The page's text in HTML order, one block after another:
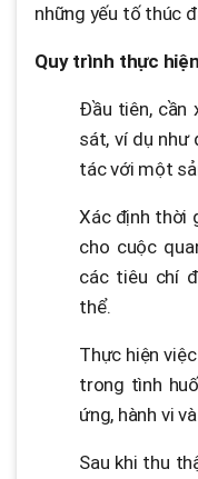
những yếu tố thúc
Quy trình thực
Đầu tiên, cần
sát, ví dụ như
tác với một
Xác định thời
cho cuộc
các tiêu chí
thể.
Thực hiện
trong tình
ứng, hành vi
Sau khi thu